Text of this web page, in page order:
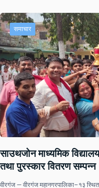
समाचार
साउथजोन माध्यमिक
तथा पुरस्कार वितरण सम्पन्न
वीरगंज — वीरगंज महानगरपालिका–१३